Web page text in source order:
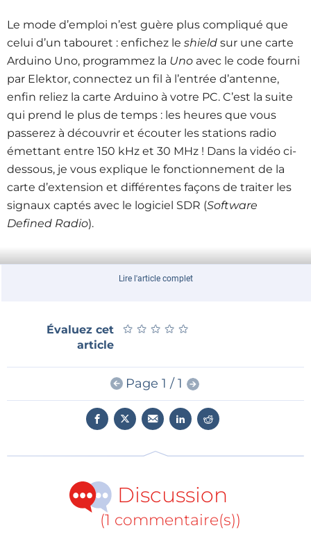
Le mode d’emploi n’est guère plus compliqué que
celui d’un tabouret : enfichez le shield sur une carte
Arduino Uno, programmez la Uno avec le code fourni
par Elektor, connectez un fil à l’entrée d’antenne,
enfin reliez la carte Arduino à votre PC. C’est la suite
qui prend le plus de temps : les heures que vous
passerez à découvrir et écouter les stations radio
émettant entre 150 kHz et 30 MHz ! Dans la vidéo ci-
dessous, je vous explique le fonctionnement de la
carte d’extension et différentes façons de traiter les
signaux captés avec le logiciel SDR (Software
Defined Radio).
Lire l'article complet
Évaluez cet
article
★ ★ ★ ★ ★
★ ★ ★ ★ ★
Page 1 / 1
Discussion
(1 commentaire(s))